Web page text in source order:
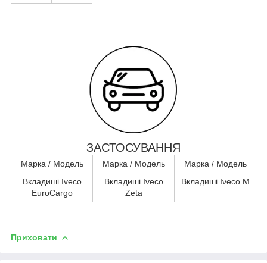
ЗАСТОСУВАННЯ
Марка / Модель Марка / Модель
Марка / Модель
Вкладиші Iveco
EuroCargo
Вкладиші Iveco
Zeta
Вкладиші Iveco M
Приховати